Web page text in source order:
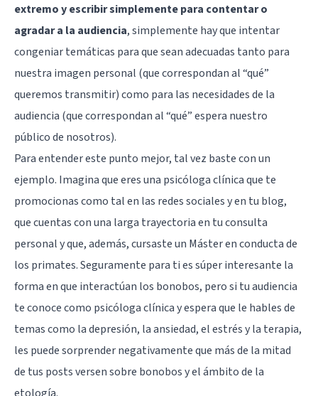
extremo y escribir simplemente para contentar o
agradar a la audiencia, simplemente hay que intentar
congeniar temáticas para que sean adecuadas tanto para
nuestra imagen personal (que correspondan al “qué”
queremos transmitir) como para las necesidades de la
audiencia (que correspondan al “qué” espera nuestro
público de nosotros).
Para entender este punto mejor, tal vez baste con un
ejemplo. Imagina que eres una psicóloga clínica que te
promocionas como tal en las redes sociales y en tu blog,
que cuentas con una larga trayectoria en tu consulta
personal y que, además, cursaste un Máster en conducta de
los primates. Seguramente para ti es súper interesante la
forma en que interactúan los bonobos, pero si tu audiencia
te conoce como psicóloga clínica y espera que le hables de
temas como la depresión, la ansiedad, el estrés y la terapia,
les puede sorprender negativamente que más de la mitad
de tus posts versensobre bonobos y el ámbito de la
etología.